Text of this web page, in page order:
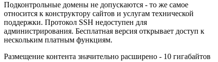
Подконтрольные домены не допускаются - то же самое
относится к конструктору сайтов и услугам технической
поддержки. Протокол SSH недоступен для
администрирования. Бесплатная версия открывает доступ к
нескольким платным функциям.
Размещение контента значительно расширено - 10 гигабайтов